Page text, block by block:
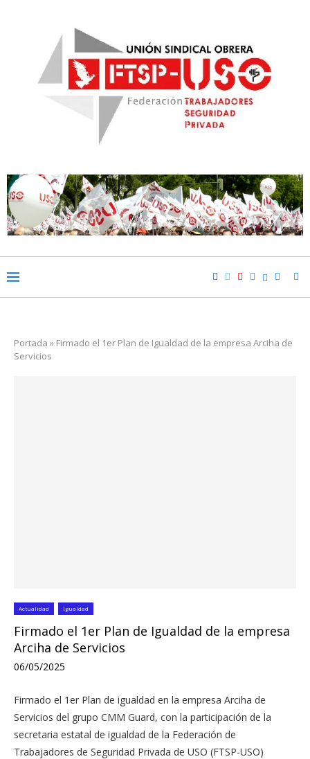
Portada » Firmado el 1er Plan de Igualdad de la empresa Arciha de
Servicios
Actualidad Igualdad
Firmado el 1er Plan de Igualdad de la empresa
Arciha de Servicios
06/05/2025
Firmado el 1er Plan de igualdad en la empresa Arciha de
Servicios del grupo CMM Guard, con la participación de la
secretaria estatal de igualdad de la Federación de
Trabajadores de Seguridad Privada de USO (FTSP-USO)